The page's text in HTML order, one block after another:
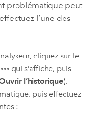
problématique peut
l’une des
cliquez sur le
qui s’affiche, puis
l’historique).
puis effectuez
: